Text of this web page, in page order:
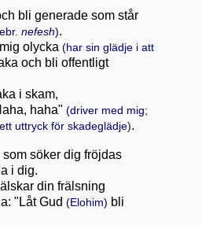
bli generade som står
nefesh).
olycka (har sin glädje i att
och bli offentligt
i skam,
haha" (driver med mig;
uttryck för skadeglädje).
som söker dig fröjdas
i dig.
din frälsning
"Låt Gud (Elohim) bli